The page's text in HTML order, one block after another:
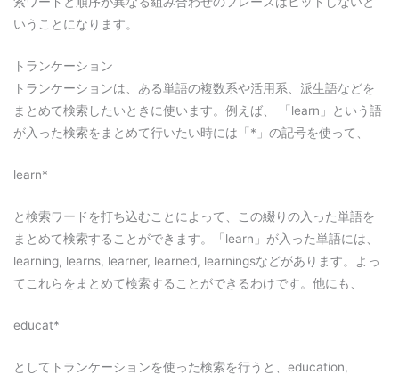
いうことになります。
トランケーション
トランケーションは、ある単語の複数系や活用系、派生語などを
まとめて検索したいときに使います。例えば、 「learn」という語
が入った検索をまとめて行いたい時には「*」の記号を使って、
learn*
と検索ワードを打ち込むことによって、この綴りの入った単語を
まとめて検索することができます。「learn」が入った単語には、
learning, learns, learner, learned, learningsなどがあります。よっ
てこれらをまとめて検索することができるわけです。他にも、
educat*
としてトランケーションを使った検索を行うと、education,